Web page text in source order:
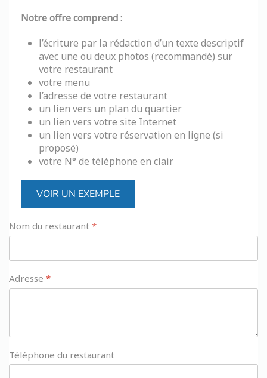
Notre offre comprend :
l’écriture par la rédaction d’un texte descriptif
avec une ou deux photos (recommandé) sur
votre restaurant
votre menu
l’adresse de votre restaurant
un lien vers un plan du quartier
un lien vers votre site Internet
un lien vers votre réservation en ligne (si
proposé)
votre N° de téléphone en clair
VOIR UN EXEMPLE
Nom du restaurant *
Adresse *
Téléphone du restaurant